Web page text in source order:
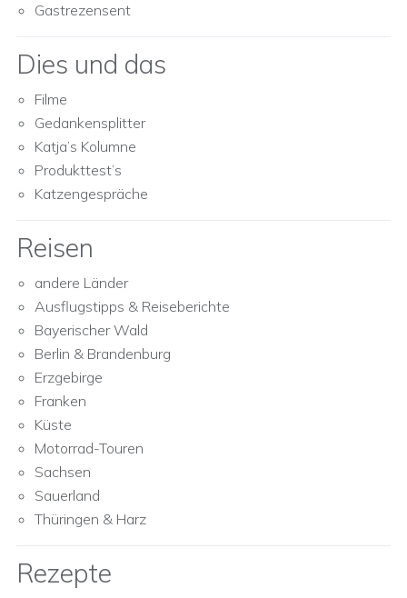
Gastrezensent
Dies und das
Filme
Gedankensplitter
Katja’s Kolumne
Produkttest’s
Katzengespräche
Reisen
andere Länder
Ausflugstipps & Reiseberichte
Bayerischer Wald
Berlin & Brandenburg
Erzgebirge
Franken
Küste
Motorrad-Touren
Sachsen
Sauerland
Thüringen & Harz
Rezepte